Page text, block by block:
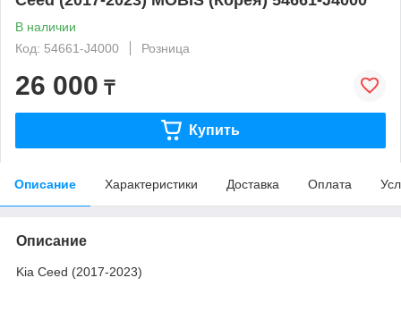
В наличии
Код: 54661-J4000
Розница
26 000 ₸
Купить
Описание Характеристики Доставка Оплата
Описание
Kia Ceed (2017-2023)